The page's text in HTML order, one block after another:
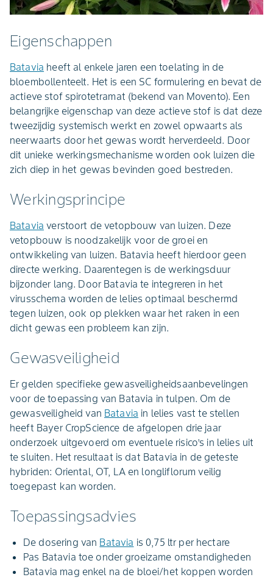
Eigenschappen
Batavia heeft al enkele jaren een toelating in de
bloembollenteelt. Het is een SC formulering en bevat de
actieve stof spirotetramat (bekend van Movento). Een
belangrijke eigenschap van deze actieve stof is dat deze
tweezijdig systemisch werkt en zowel opwaarts als
neerwaarts door het gewas wordt herverdeeld. Door
dit unieke werkingsmechanisme worden ook luizen die
zich diep in het gewas bevinden goed bestreden.
Werkingsprincipe
Batavia verstoort de vetopbouw van luizen. Deze
vetopbouw is noodzakelijk voor de groei en
ontwikkeling van luizen. Batavia heeft hierdoor geen
directe werking. Daarentegen is de werkingsduur
bijzonder lang. Door Batavia te integreren in het
virusschema worden de lelies optimaal beschermd
tegen luizen, ook op plekken waar het raken in een
dicht gewas een probleem kan zijn.
Gewasveiligheid
Er gelden specifieke gewasveiligheidsaanbevelingen
voor de toepassing van Batavia in tulpen. Om de
gewasveiligheid van Batavia in lelies vast te stellen
heeft Bayer CropScience de afgelopen drie jaar
onderzoek uitgevoerd om eventuele risico’s in lelies uit
te sluiten. Het resultaat is dat Batavia in de geteste
hybriden: Oriental, OT, LA en longliflorum veilig
toegepast kan worden.
Toepassingsadvies
De dosering van Batavia is 0,75 ltr per hectare
Pas Batavia toe onder groeizame omstandigheden
Batavia mag enkel na de bloei/het koppen worden